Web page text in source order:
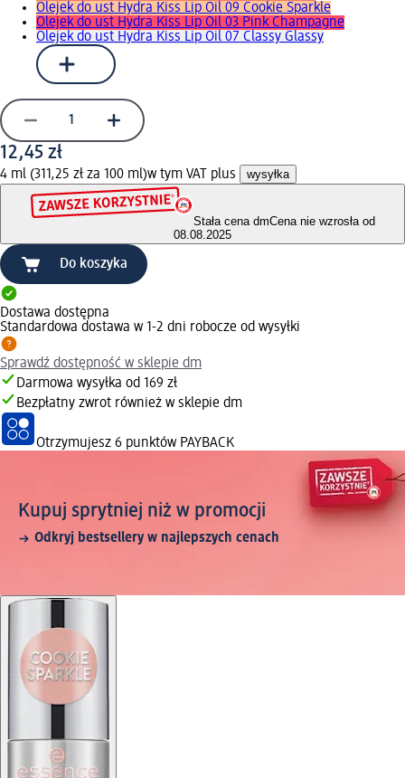
Olejek do ust Hydra Kiss Lip Oil 09 Cookie Sparkle
Olejek do ust Hydra Kiss Lip Oil 03 Pink Champagne
Olejek do ust Hydra Kiss Lip Oil 07 Classy Glassy
12,45 zł
4 ml (311,25 zł za 100 ml)w tym VAT plus wysyłka
Stała cena dmCena nie wzrosła od
08.08.2025
Do koszyka
Dostawa dostępna
Standardowa dostawa w 1-2 dni robocze od wysyłki
Sprawdź dostępność w sklepie dm
Darmowa wysyłka od 169 zł
Bezpłatny zwrot również w sklepie dm
Otrzymujesz 6 punktów PAYBACK
Kupuj sprytniej niż w promocji
Odkryj bestsellery w najlepszych cenach